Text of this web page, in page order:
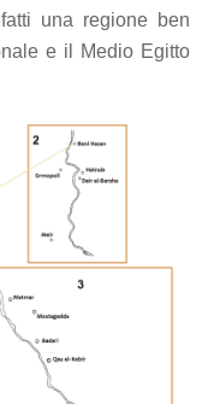
una regione ben
e il Medio Egitto